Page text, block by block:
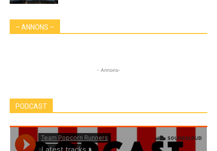
– ANNONS –
- Annons-
PODCAST